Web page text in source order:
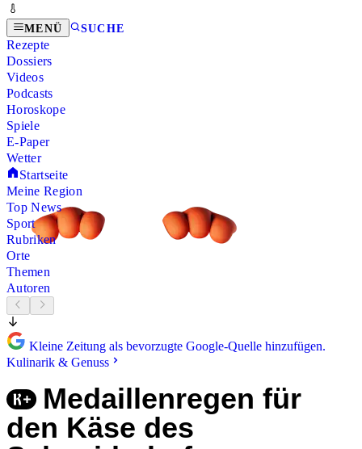
MENÜ SUCHE
Rezepte
Dossiers
Videos
Podcasts
Horoskope
Spiele
E-Paper
Wetter
Startseite
Meine Region
Top News
Sport
Rubriken
Orte
Themen
Autoren
Kleine Zeitung als bevorzugte Google-Quelle hinzufügen.
Kulinarik & Genuss
Medaillenregen für
den Käse des